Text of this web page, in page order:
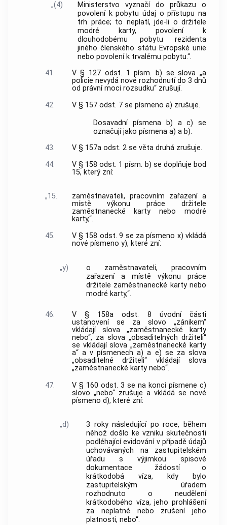
„(4)
Ministerstvo vyznačí do průkazu o
povolení k pobytu údaj o přístupu na
trh práce; to neplatí, jde-li o držitele
modré karty, povolení k
dlouhodobému pobytu rezidenta
jiného členského státu Evropské unie
nebo povolení k trvalému pobytu.“.
41.
V § 127 odst. 1 písm. b) se slova „a
policie nevydá nové rozhodnutí do 3 dnů
od právní moci rozsudku“ zrušují.
42.
V § 157 odst. 7 se písmeno a) zrušuje.
Dosavadní písmena b) a c) se
označují jako písmena a) a b).
43.
V § 157a odst. 2 se věta druhá zrušuje.
44.
V § 158 odst. 1 písm. b) se doplňuje bod
15, který zní:
„15.
zaměstnavateli, pracovním zařazení a
místě výkonu práce držitele
zaměstnanecké karty nebo modré
karty,“.
45.
V § 158 odst. 9 se za písmeno x) vkládá
nové písmeno y), které zní:
„y)
o zaměstnavateli, pracovním
zařazení a místě výkonu práce
držitele zaměstnanecké karty nebo
modré karty,“.
46.
V § 158a odst. 8 úvodní části
ustanovení se za slovo „zánikem“
vkládají slova „zaměstnanecké karty
nebo“, za slova „obsaditelných držiteli“
se vkládají slova „zaměstnanecké karty
a“ a v písmenech a) a e) se za slova
„obsaditelné držiteli“ vkládají slova
„zaměstnanecké karty nebo“.
47.
V § 160 odst. 3 se na konci písmene c)
slovo „nebo“ zrušuje a vkládá se nové
písmeno d), které zní:
„d)
3 roky následující po roce, během
něhož došlo ke vzniku skutečnosti
podléhající evidování v případě údajů
uchovávaných na zastupitelském
úřadu s výjimkou spisové
dokumentace žádostí o
krátkodobá víza, kdy bylo
zastupitelským úřadem
rozhodnuto o neudělení
krátkodobého víza, jeho prohlášení
za neplatné nebo zrušení jeho
platnosti, nebo“.